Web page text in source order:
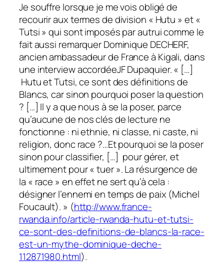
Je souffre lorsque je me vois obligé de
recourir aux termes de division « Hutu » et «
Tutsi » qui sont imposés par autrui comme le
fait aussi remarquer Dominique DECHERF,
ancien ambassadeur de France à Kigali, dans
une interview accordéeJF Dupaquier. « […]
Hutu et Tutsi, ce sont des définitions de
Blancs, car sinon pourquoi poser la question
? […] Il y a que nous à se la poser, parce
qu’aucune de nos clés de lecture ne
fonctionne : ni ethnie, ni classe, ni caste, ni
religion, donc race ?…Et pourquoi se la poser
sinon pour classifier, […] pour gérer, et
ultimement pour « tuer ». La résurgence de
la « race » en effet ne sert qu’à cela :
désigner l’ennemi en temps de paix (Michel
Foucault). » (http://www.france-
rwanda.info/article-rwanda-hutu-et-tutsi-
ce-sont-des-definitions-de-blancs-la-race-
est-un-mythe-dominique-deche-
112871980.html).